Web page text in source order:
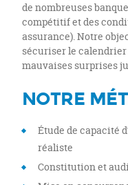
de nombreuses
compétitif et des
assurance). Notre
sécuriser le
mauvaises surprises
NOTRE
Étude de capacité
réaliste
Constitution et